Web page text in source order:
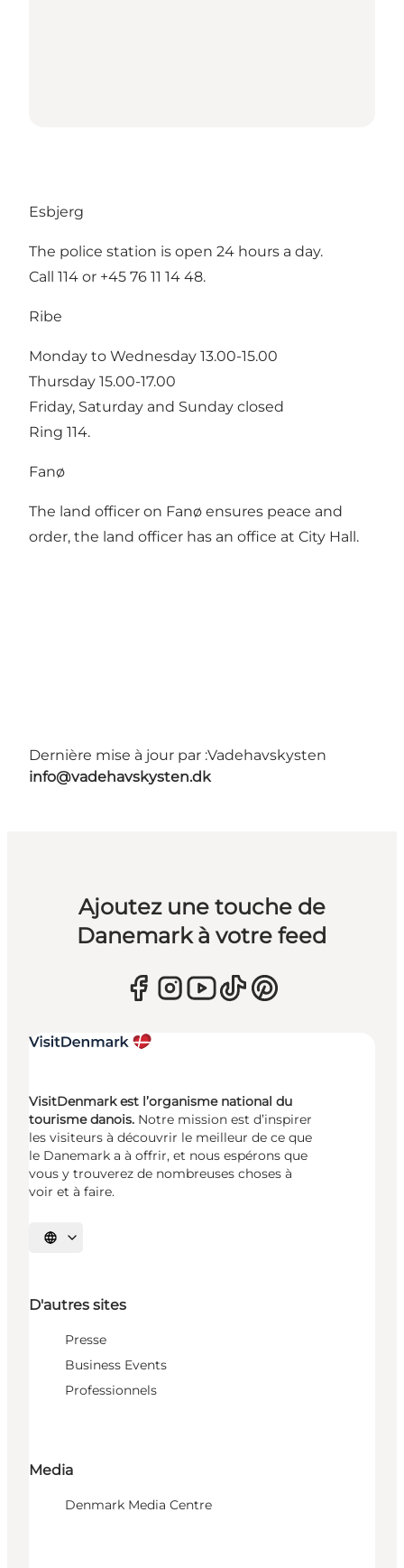
Esbjerg
The police station is open 24 hours a day.
Call 114 or +45 76 11 14 48.
Ribe
Monday to Wednesday 13.00-15.00
Thursday 15.00-17.00
Friday, Saturday and Sunday closed
Ring 114.
Fanø
The land officer on Fanø ensures peace and
order, the land officer has an office at City Hall.
Dernière mise à jour par :Vadehavskysten
info@vadehavskysten.dk
Ajoutez une touche de
Danemark à votre feed
VisitDenmark est l’organisme national du
tourisme danois. Notre mission est d’inspirer
les visiteurs à découvrir le meilleur de ce que
le Danemark a à offrir, et nous espérons que
vous y trouverez de nombreuses choses à
voir et à faire.
Choisissez la langue
D'autres sites
Presse
Business Events
Professionnels
Media
Denmark Media Centre